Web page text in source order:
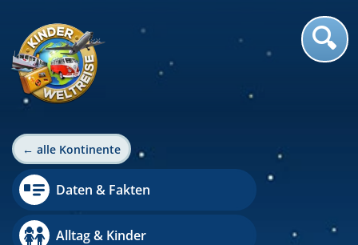
← alle Kontinente
Daten & Fakten
Alltag & Kinder